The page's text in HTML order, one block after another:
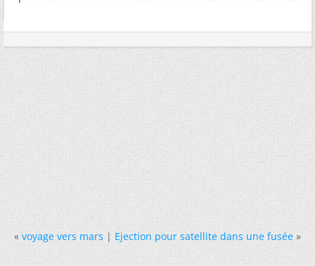
« voyage vers mars|Ejection pour satellite dans une fusée »